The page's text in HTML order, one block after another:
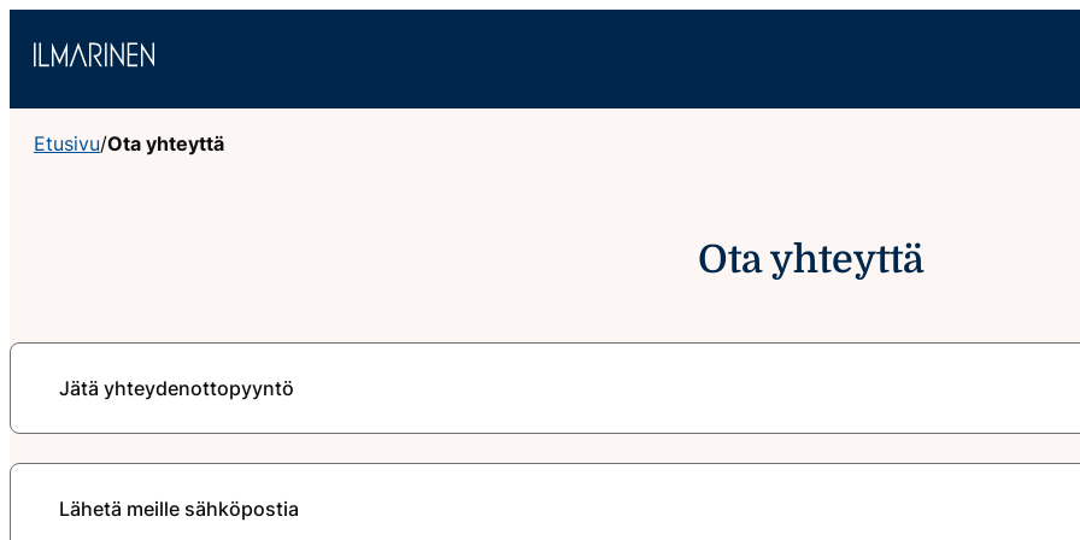
sisältöön
Etusivu/Ota yhteyttä
Ota yhteyttä
Jätä yhteydenottopyyntö
Lähetä meille sähköpostia